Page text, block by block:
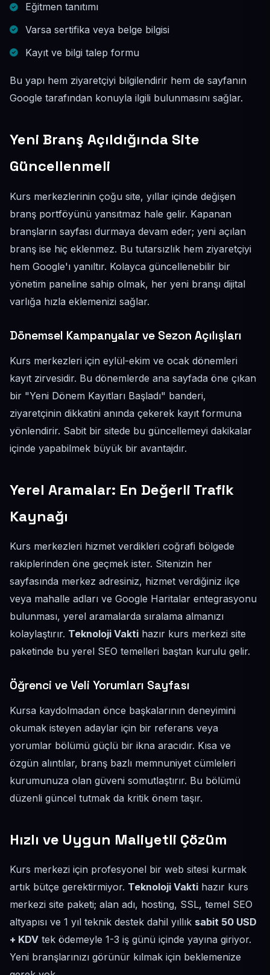
Eğitmen tanıtımı
Varsa sertifika veya belge bilgisi
Kayıt ve bilgi talep formu
Bu yapı hem ziyaretçiyi bilgilendirir hem de sayfanın
Google tarafından konuyla ilgili bulunmasını sağlar.
Yeni Branş Açıldığında Site
Güncellenmeli
Kurs merkezlerinin çoğu site, yıllar içinde değişen
branş portföyünü yansıtmaz hale gelir. Kapanan
branşların sayfası durmaya devam eder; yeni açılan
branş ise hiç eklenmez. Bu tutarsızlık hem ziyaretçiyi
hem Google'ı yanıltır. Kolayca güncellenebilir bir
yönetim paneline sahip olmak, her yeni branşı dijital
varlığa hızla eklemenizi sağlar.
Dönemsel Kampanyalar ve Sezon Açılışları
Kurs merkezleri için eylül-ekim ve ocak dönemleri
kayıt zirvesidir. Bu dönemlerde ana sayfada öne çıkan
bir "Yeni Dönem Kayıtları Başladı" banderi,
ziyaretçinin dikkatini anında çekerek kayıt formuna
yönlendirir. Sabit bir sitede bu güncellemeyi dakikalar
içinde yapabilmek büyük bir avantajdır.
Yerel Aramalar: En Değerli Trafik
Kaynağı
Kurs merkezleri hizmet verdikleri coğrafi bölgede
rakiplerinden öne geçmek ister. Sitenizin her
sayfasında merkez adresiniz, hizmet verdiğiniz ilçe
veya mahalle adları ve Google Haritalar entegrasyonu
bulunması, yerel aramalarda sıralama almanızı
kolaylaştırır. Teknoloji Vakti hazır kurs merkezi site
paketinde bu yerel SEO temelleri baştan kurulu gelir.
Öğrenci ve Veli Yorumları Sayfası
Kursa kaydolmadan önce başkalarının deneyimini
okumak isteyen adaylar için bir referans veya
yorumlar bölümü güçlü bir ikna aracıdır. Kısa ve
özgün alıntılar, branş bazlı memnuniyet cümleleri
kurumunuza olan güveni somutlaştırır. Bu bölümü
düzenli güncel tutmak da kritik önem taşır.
Hızlı ve Uygun Maliyetli Çözüm
Kurs merkezi için profesyonel bir web sitesi kurmak
artık bütçe gerektirmiyor. Teknoloji Vakti hazır kurs
merkezi site paketi; alan adı, hosting, SSL, temel SEO
altyapısı ve 1 yıl teknik destek dahil yıllık sabit 50 USD
+ KDV tek ödemeyle 1-3 iş günü içinde yayına giriyor.
Yeni branşlarınızı görünür kılmak için beklemenize